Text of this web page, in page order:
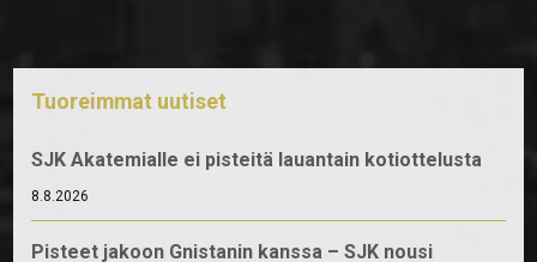
Tuoreimmat uutiset
SJK Akatemialle ei pisteitä lauantain kotiottelusta
8.8.2026
Pisteet jakoon Gnistanin kanssa – SJK nousi